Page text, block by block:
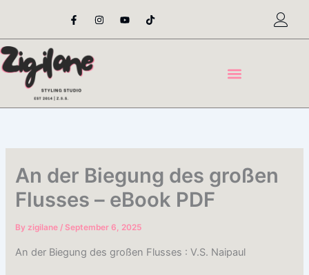
content
F
a
e
o
o
-
I
n
t
Y
o
t
T
i
t
An der Biegung des großen
Flusses – eBook PDF
Byzigilane/ September 6, 2025
An der Biegung des großen Flusses : V.S. Naipaul